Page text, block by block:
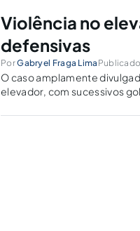
Violência no
defensivas
PorGabryel Fraga Lima
O caso amplamente
elevador, com sucessivos